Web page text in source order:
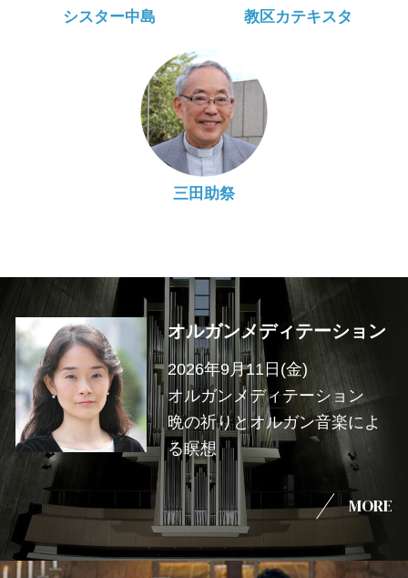
シスター中島 教区カテキスタ
三田助祭
オルガンメディテーション
2026年9月11日(金)
オルガンメディテーション
晩の祈りとオルガン音楽によ
る瞑想
MORE